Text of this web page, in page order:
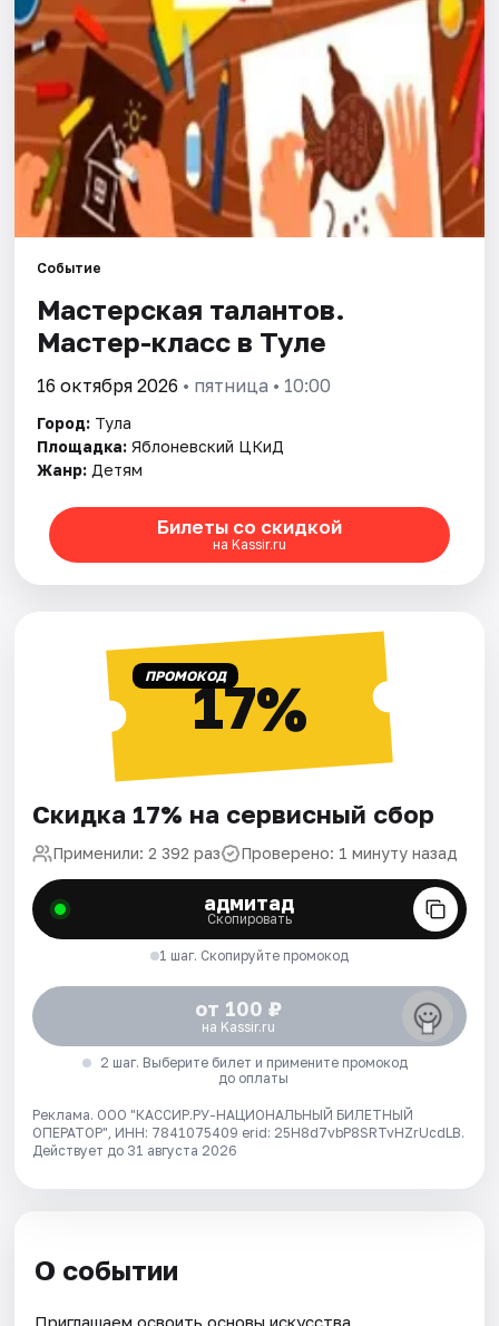
Рейтинги
Событие
Мастерская талантов.
Мастер-класс в Туле
16 октября 2026 • пятница • 10:00
Город: Тула
Площадка: Яблоневский ЦКиД
Жанр: Детям
Билеты со скидкой
на Kassir.ru
ПРОМОКОД17%
Скидка 17% на сервисный сбор
Применили: 2 392 раз Проверено: 1 минуту назад
адмитад
Скопировать
1 шаг. Скопируйте промокод
от 100 ₽
на Kassir.ru
2 шаг. Выберите билет и примените промокод
до оплаты
Реклама. ООО "КАССИР.РУ-НАЦИОНАЛЬНЫЙ БИЛЕТНЫЙ
ОПЕРАТОР", ИНН: 7841075409 erid: 25H8d7vbP8SRTvHZrUcdLB.
Действует до 31 августа 2026
О событии
Приглашаем освоить основы искусства